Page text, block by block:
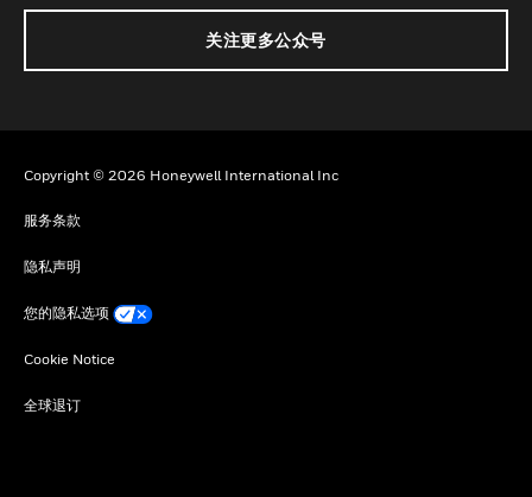
关注更多公众号
Copyright © 2026 Honeywell International Inc
服务条款
隐私声明
您的隐私选项
Cookie Notice
全球退订